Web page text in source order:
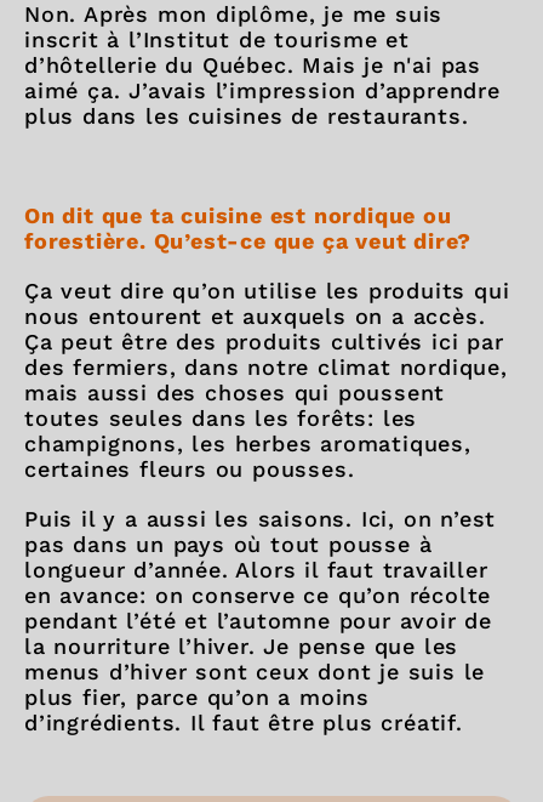
Non. Après mon diplôme, je me suis
inscrit à l’Institut de tourisme et
d’hôtellerie du Québec. Mais je n'ai pas
aimé ça. J’avais l’impression d’apprendre
plus dans les cuisines de restaurants.
On dit que ta cuisine est nordique ou
forestière. Qu’est-ce que ça veut dire?
Ça veut dire qu’on utilise les produits qui
nous entourent et auxquels on a accès.
Ça peut être des produits cultivés ici par
des fermiers, dans notre climat nordique,
mais aussi des choses qui poussent
toutes seules dans les forêts: les
champignons, les herbes aromatiques,
certaines fleurs ou pousses.
Puis il y a aussi les saisons. Ici, on n’est
pas dans un pays où tout pousse à
longueur d’année. Alors il faut travailler
en avance: on conserve ce qu’on récolte
pendant l’été et l’automne pour avoir de
la nourriture l’hiver. Je pense que les
menus d’hiver sont ceux dont je suis le
plus fier, parce qu’on a moins
d’ingrédients. Il faut être plus créatif.